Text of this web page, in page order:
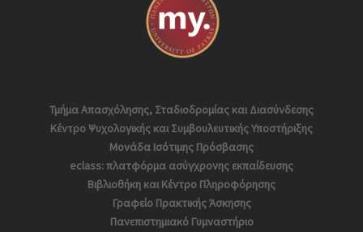
Τμήμα Απασχόλησης, Σταδιοδρομίας και Διασύνδεσης
Κέντρο Ψυχολογικής και Συμβουλευτικής Υποστήριξης
Μονάδα Ισότιμης Πρόσβασης
eclass: πλατφόρμα ασύγχρονης εκπαίδευσης
Βιβλιοθήκη και Κέντρο Πληροφόρησης
Γραφείο Πρακτικής Άσκησης
Πανεπιστημιακό Γυμναστήριο